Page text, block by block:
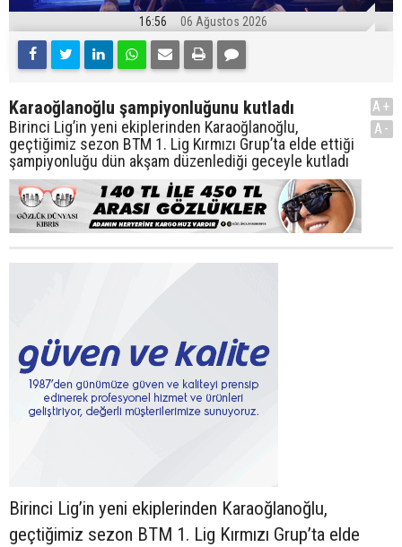
16:56 06 Ağustos 2026
Karaoğlanoğlu şampiyonluğunu kutladı
Birinci Lig’in yeni ekiplerinden Karaoğlanoğlu,
geçtiğimiz sezon BTM 1. Lig Kırmızı Grup’ta elde ettiği
şampiyonluğu dün akşam düzenlediği geceyle kutladı
A+
A-
Birinci Lig’in yeni ekiplerinden Karaoğlanoğlu,
geçtiğimiz sezon BTM 1. Lig Kırmızı Grup’ta elde